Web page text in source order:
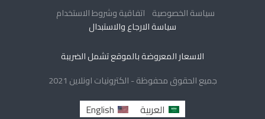
سياسة الخصوصية اتفاقية وشروط الاستخدام
سياسة الارجاع والاستبدال
الاسعار المعروضة بالموقع تشمل الضريبة
جميع الحقوق محفوظة - الكترونيات اونلاين 2021
العربية English